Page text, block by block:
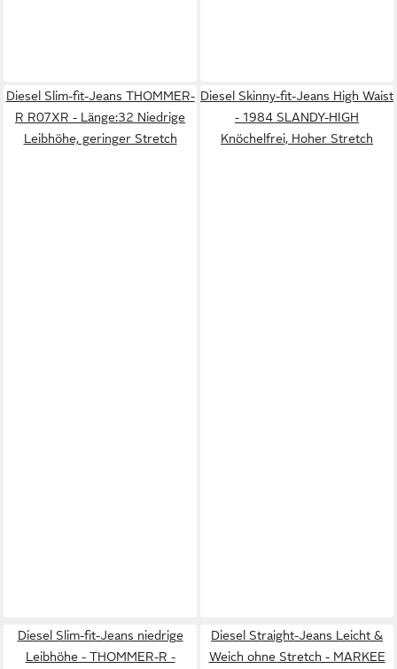
Diesel Slim-fit-Jeans THOMMER-
R R07XR - Länge:32 Niedrige
Leibhöhe, geringer Stretch
Diesel Skinny-fit-Jeans High Waist
- 1984 SLANDY-HIGH
Knöchelfrei, Hoher Stretch
Diesel Slim-fit-Jeans niedrige
Leibhöhe - THOMMER-R -
Diesel Straight-Jeans Leicht &
Weich ohne Stretch - MARKEE